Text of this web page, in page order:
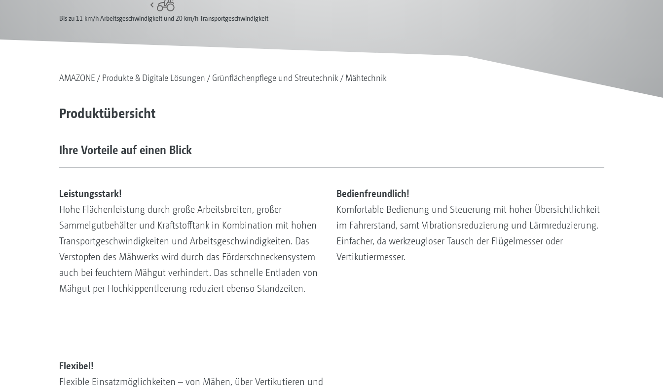
Bis zu 11 km/h Arbeitsgeschwindigkeit und 20 km/h Transportgeschwindigkeit
AMAZONE Produkte & Digitale Lösungen Grünflächenpflege und Streutechnik Mähtechnik
Produktübersicht
Ihre Vorteile auf einen Blick
Leistungsstark!
Hohe Flächenleistung durch große Arbeitsbreiten, großer
Sammelgutbehälter und Kraftstofftank in Kombination mit hohen
Transportgeschwindigkeiten und Arbeitsgeschwindigkeiten. Das
Verstopfen des Mähwerks wird durch das Förderschneckensystem
auch bei feuchtem Mähgut verhindert. Das schnelle Entladen von
Mähgut per Hochkippentleerung reduziert ebenso Standzeiten.
Flexibel!
Flexible Einsatzmöglichkeiten – von Mähen, über Vertikutieren und
Bedienfreundlich!
Komfortable Bedienung und Steuerung mit hoher Übersichtlichkeit
im Fahrerstand, samt Vibrationsreduzierung und Lärmreduzierung.
Einfacher, da werkzeugloser Tausch der Flügelmesser oder
Vertikutiermesser.